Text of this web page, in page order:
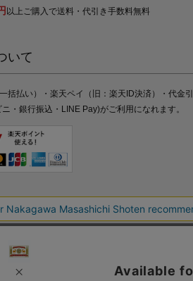
以上ご購入で送料・代引き手数料無料
いて
括払い）・楽天ペイ（旧：楽天ID決済）・代金引
・銀行振込・LINE Pay)がご利用になれます。
プライバシーポリシー